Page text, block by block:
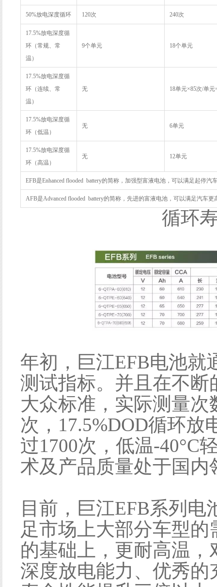
50%放电深度循环 120次 240次
17.5%放电深度循
环（常规、常
温）
9个单元 18个单元
17.5%放电深度循
环（连续、常
温）
无 18单元×85次/单元
17.5%放电深度循
环（低温）
无 6单元
17.5%放电深度循
环（高温）
无 12单元
EFB是Enhanced flooded battery的简称，加强型富液电池，可以满足起停汽
AFB是Advanced flooded battery的简称，先进的富液电池，可以满足汽车更
循环
年初，巨江EFB电池就
测试指标。并且在不
大众标准，实际测量次
次，17.5%DOD循环放
过1700次，低温-40°C
术及产品质量处于国内
目前，巨江EFB系列
足市场上大部分车型
的基础上，更耐高温
深度放电能力、优秀